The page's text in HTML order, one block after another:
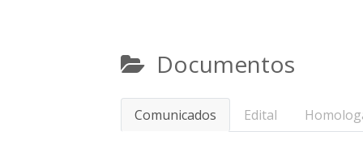
Documentos
Comunicados Edital